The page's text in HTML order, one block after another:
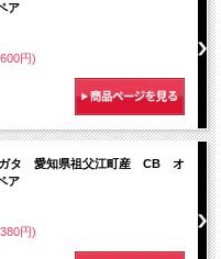
ア
円)
ガタ 愛知県祖父江町産 CB オ
ア
円)